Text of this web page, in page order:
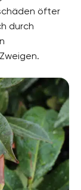
öfter
durch